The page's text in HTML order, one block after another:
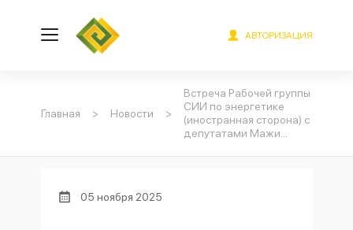
АВТОРИЗАЦИЯ
Главная > Новости >
Встреча Рабочей группы
СИИ по энергетике
(иностранная сторона) с
депутатами Мажи...
05 ноября 2025